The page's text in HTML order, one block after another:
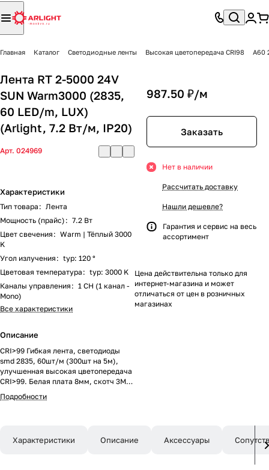
Главная Каталог Светодиодные ленты Высокая цветопередача CRI98 A60
Лента RT 2-5000 24V
SUN Warm3000 (2835,
60 LED/m, LUX)
(Arlight, 7.2 Вт/м, IP20)
Арт. 024969
Характеристики
Тип товара : Лента
Мощность (прайс) : 7.2 Вт
Цвет свечения : Warm | Тёплый 3000
K
Угол излучения : typ: 120 °
Цветовая температура : typ: 3000 K
Каналы управления : 1 CH (1 канал -
Mono)
Все характеристики
Описание
CRI>99 Гибкая лента, светодиоды
smd 2835, 60шт/м (300шт на 5м),
улучшенная высокая цветопередача
CRI>99. Белая плата 8мм, скотч 3М.
Цвет ТЕПЛЫЙ 3000К. Питание 24V,
мощность 7,2 Вт/м (36 Вт на 5м),
Подробности
987.50 ₽/м
Заказать
Нет в наличии
Рассчитать доставку
Нашли дешевле?
Гарантия и сервис на весь
ассортимент
Цена действительна только для
интернет-магазина и может
отличаться от цен в розничных
магазинах
Характеристики Описание Аксессуары